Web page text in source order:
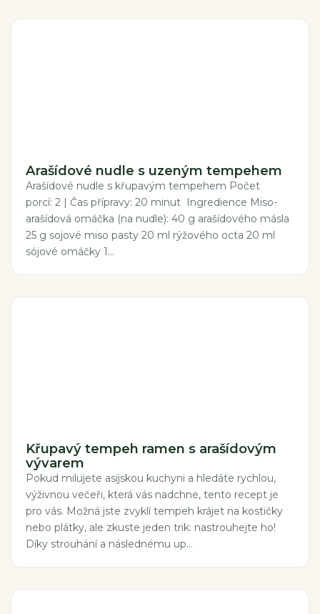
Arašídové nudle s uzeným tempehem
Arašídové nudle s křupavým tempehem Počet
porcí: 2 | Čas přípravy: 20 minut Ingredience Miso-
arašídová omáčka (na nudle): 40 g arašídového másla
25 g sojové miso pasty 20 ml rýžového octa 20 ml
sójové omáčky 1...
Křupavý tempeh ramen s arašídovým
vývarem
Pokud milujete asijskou kuchyni a hledáte rychlou,
výživnou večeři, která vás nadchne, tento recept je
pro vás. Možná jste zvyklí tempeh krájet na kostičky
nebo plátky, ale zkuste jeden trik: nastrouhejte ho!
Díky strouhání a následnému up...